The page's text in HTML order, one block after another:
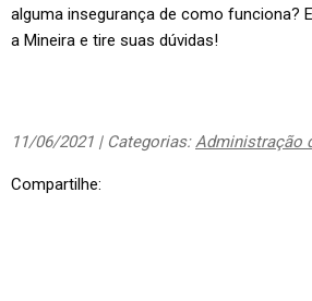
alguma insegurança de como funciona?
a Mineira e tire suas dúvidas!
11/06/2021 | Categorias:Administração
Compartilhe: